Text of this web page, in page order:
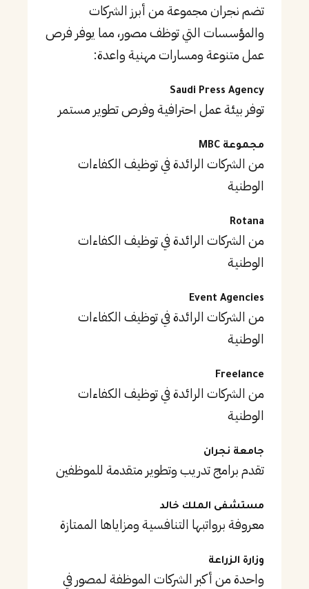
تضم نجران مجموعة من أبرز الشركات
والمؤسسات التي توظف مصور، مما يوفر فرص
عمل متنوعة ومسارات مهنية واعدة:
Saudi Press Agency
توفر بيئة عمل احترافية وفرص تطوير مستمر
مجموعة MBC
من الشركات الرائدة في توظيف الكفاءات
الوطنية
Rotana
من الشركات الرائدة في توظيف الكفاءات
الوطنية
Event Agencies
من الشركات الرائدة في توظيف الكفاءات
الوطنية
Freelance
من الشركات الرائدة في توظيف الكفاءات
الوطنية
جامعة نجران
تقدم برامج تدريب وتطوير متقدمة للموظفين
مستشفى الملك خالد
معروفة برواتبها التنافسية ومزاياها الممتازة
وزارة الزراعة
واحدة من أكبر الشركات الموظفة لـمصور في